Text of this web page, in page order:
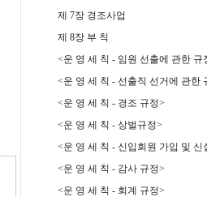
제 7장 경조사업
제 8장 부 칙
<운 영 세 칙 - 임원 선출에 관한 규
<운 영 세 칙 - 선출직 선거에 관한
<운 영 세 칙 - 경조 규정>
<운 영 세 칙 - 상벌규정>
<운 영 세 칙 - 신입회원 가입 및
<운 영 세 칙 - 감사 규정>
<운 영 세 칙 - 회계 규정>